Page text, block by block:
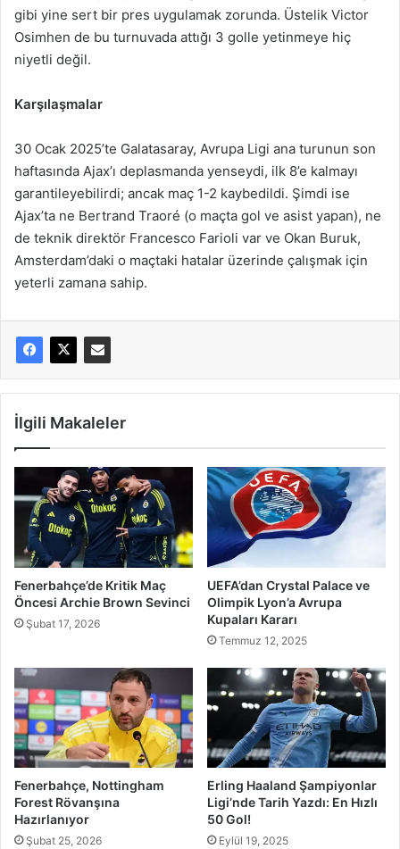
gibi yine sert bir pres uygulamak zorunda. Üstelik Victor
Osimhen de bu turnuvada attığı 3 golle yetinmeye hiç
niyetli değil.
Karşılaşmalar
30 Ocak 2025’te Galatasaray, Avrupa Ligi ana turunun son
haftasında Ajax’ı deplasmanda yenseydi, ilk 8’e kalmayı
garantileyebilirdi; ancak maç 1-2 kaybedildi. Şimdi ise
Ajax’ta ne Bertrand Traoré (o maçta gol ve asist yapan), ne
de teknik direktör Francesco Farioli var ve Okan Buruk,
Amsterdam’daki o maçtaki hatalar üzerinde çalışmak için
yeterli zamana sahip.
İlgili Makaleler
Fenerbahçe’de Kritik Maç
Öncesi Archie Brown Sevinci
Şubat 17, 2026
UEFA’dan Crystal Palace ve
Olimpik Lyon’a Avrupa
Kupaları Kararı
Temmuz 12, 2025
Fenerbahçe, Nottingham
Forest Rövanşına
Hazırlanıyor
Şubat 25, 2026
Erling Haaland Şampiyonlar
Ligi’nde Tarih Yazdı: En Hızlı
50 Gol!
Eylül 19, 2025